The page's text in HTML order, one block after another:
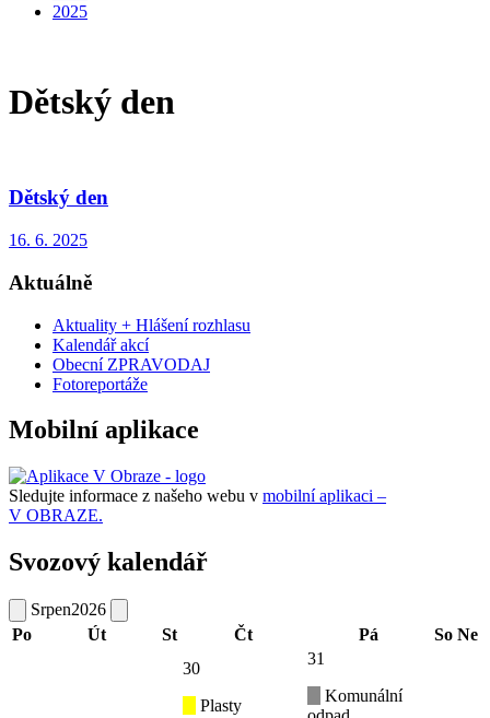
2025
Dětský den
Dětský den
16. 6. 2025
Aktuálně
Aktuality + Hlášení rozhlasu
Kalendář akcí
Obecní ZPRAVODAJ
Fotoreportáže
Mobilní aplikace
Sledujte informace z našeho webu v mobilní aplikaci –
V OBRAZE.
Svozový kalendář
Srpen2026
Po
Út St Čt Pá So Ne
30
Plasty
31
Komunální